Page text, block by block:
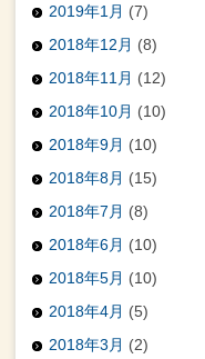
2019年1月 (7)
2018年12月 (8)
2018年11月 (12)
2018年10月 (10)
2018年9月 (10)
2018年8月 (15)
2018年7月 (8)
2018年6月 (10)
2018年5月 (10)
2018年4月 (5)
2018年3月 (2)